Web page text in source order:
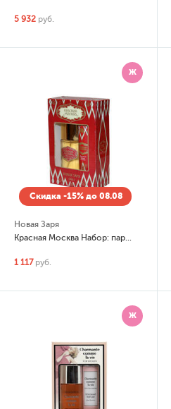
5 932 руб.
Ж
Скидка -15% до 08.08
Новая Заря
Красная Москва Набор: парфюмированная вода 50мл, дезодорант-спрей
1 117 руб.
Ж